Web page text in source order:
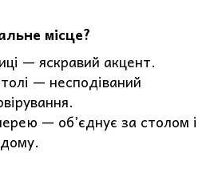
місце?
— яскравий акцент.
— несподіваний
— об’єднує за столом і